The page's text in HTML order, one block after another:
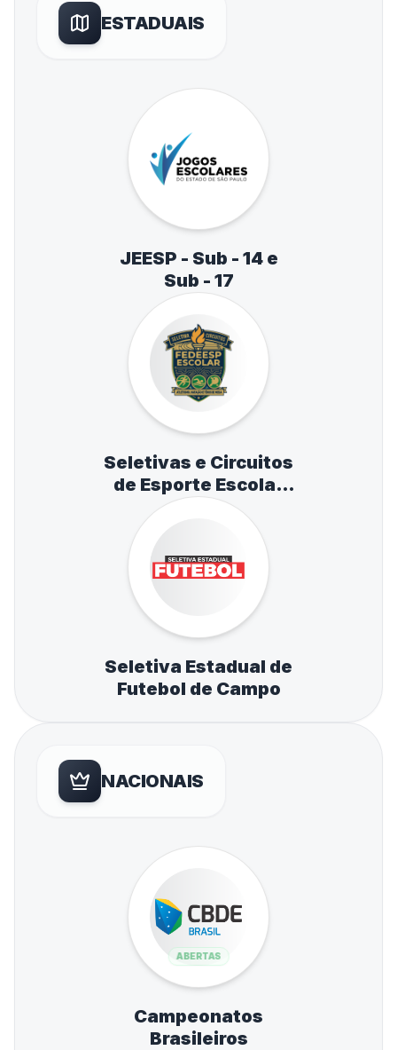
ESTADUAIS
JEESP - Sub - 14 e
Sub - 17
Seletivas e Circuitos
de Esporte Escolar
de Atletismo,
Natação e Tênis de
Mesa
Seletiva Estadual de
Futebol de Campo
NACIONAIS
ABERTAS
Campeonatos
Brasileiros